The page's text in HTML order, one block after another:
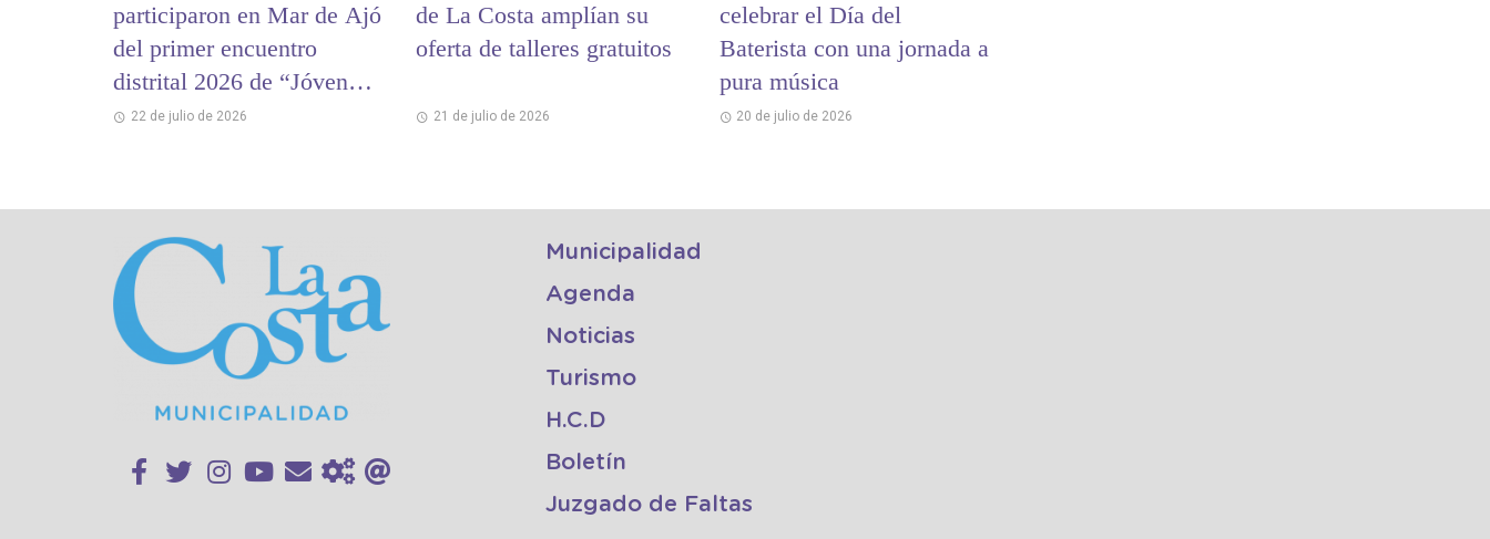
participaron en Mar de Ajó
del primer encuentro
distrital 2026 de “Jóvenes
y Memoria”
22 de julio de 2026
de La Costa amplían su
oferta de talleres gratuitos
21 de julio de 2026
celebrar el Día del
Baterista con una jornada a
pura música
20 de julio de 2026
Municipalidad
Agenda
Noticias
Turismo
H.C.D
Boletín
Juzgado de Faltas